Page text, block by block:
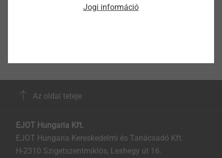
Az oldal teteje
EJOT Hungaria Kft.
EJOT Hungaria Kereskedelmi és Tanácsadó Kft.
H-2310 Szigetszentmiklós, Leshegy út 16.
Jogi információ